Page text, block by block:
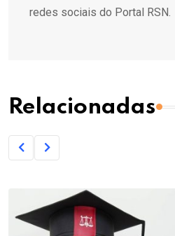
redes sociais do Portal RSN.
Relacionadas